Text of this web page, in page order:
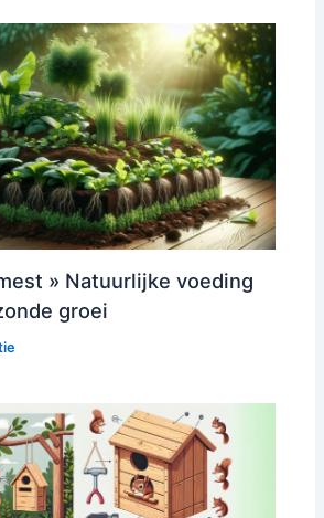
» Natuurlijke voeding
groei